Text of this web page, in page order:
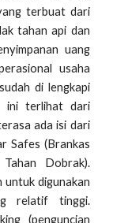
terbuat dari
tahan api dan
uang
usaha
di lengkapi
ini terlihat dari
ada isi dari
Safes (Brankas
Dobrak).
untuk digunakan
relatif tinggi.
(penguncian